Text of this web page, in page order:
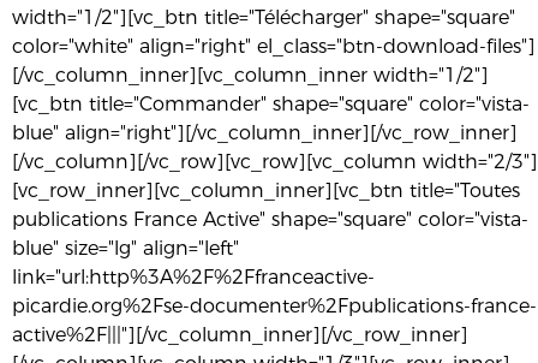
width="1/2"][vc_btn title="Télécharger" shape="square"
color="white" align="right" el_class="btn-download-files"]
[/vc_column_inner][vc_column_inner width="1/2"]
[vc_btn title="Commander" shape="square" color="vista-
blue" align="right"][/vc_column_inner][/vc_row_inner]
[/vc_column][/vc_row][vc_row][vc_column width="2/3"]
[vc_row_inner][vc_column_inner][vc_btn title="Toutes
publications France Active" shape="square" color="vista-
blue" size="lg" align="left"
link="url:http%3A%2F%2Ffranceactive-
picardie.org%2Fse-documenter%2Fpublications-france-
active%2F|||"][/vc_column_inner][/vc_row_inner]